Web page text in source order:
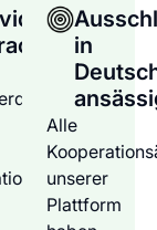
in
Alle
unserer
Plattform